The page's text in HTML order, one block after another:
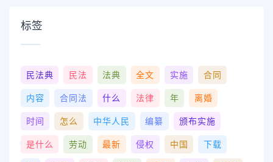
标签
民法典 民法 法典 全文 实施 合同
内容 合同法 什么 法律 年 离婚
时间 怎么 中华人民 编纂 颁布实施
是什么 劳动 最新 侵权 中国 下载